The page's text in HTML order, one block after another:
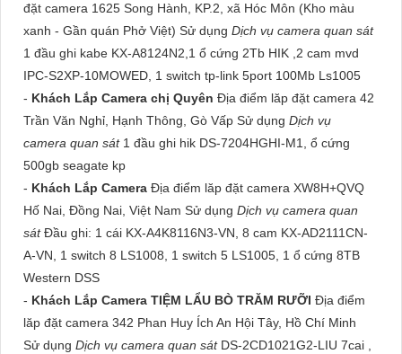
đặt camera 1625 Song Hành, KP.2, xã Hóc Môn (Kho màu
xanh - Gần quán Phở Việt) Sử dụng Dịch vụ camera quan sát
1 đầu ghi kabe KX-A8124N2,1 ổ cứng 2Tb HIK ,2 cam mvd
IPC-S2XP-10MOWED, 1 switch tp-link 5port 100Mb Ls1005
- Khách Lắp Camera chị Quyên Địa điểm lăp đặt camera 42
Trần Văn Nghỉ, Hạnh Thông, Gò Vấp Sử dụng Dịch vụ
camera quan sát 1 đầu ghi hik DS-7204HGHI-M1, ổ cứng
500gb seagate kp
- Khách Lắp Camera Địa điểm lăp đặt camera XW8H+QVQ
Hố Nai, Đồng Nai, Việt Nam Sử dụng Dịch vụ camera quan
sátĐầu ghi: 1 cái KX-A4K8116N3-VN, 8 cam KX-AD2111CN-
A-VN, 1 switch 8 LS1008, 1 switch 5 LS1005, 1 ổ cứng 8TB
Western DSS
- Khách Lắp Camera TIỆM LẨU BÒ TRĂM RƯỠI Địa điểm
lăp đặt camera 342 Phan Huy Ích An Hội Tây, Hồ Chí Minh
Sử dụng Dịch vụ camera quan sát DS-2CD1021G2-LIU 7cai ,